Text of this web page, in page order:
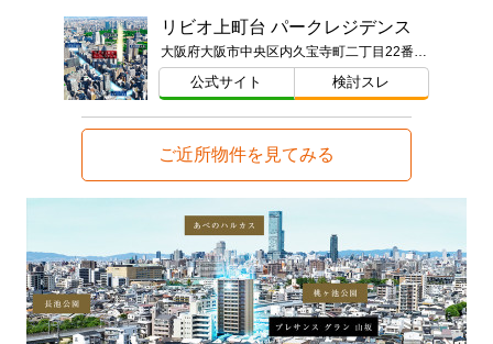
リビオ上町台 パークレジデンス
大阪府大阪市中央区内久宝寺町二丁目22番甲（地番）
公式サイト 検討スレ
ご近所物件を見てみる